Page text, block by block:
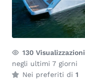
130 Visualizzazioni
negli ultimi 7 giorni
Nei preferiti di 1